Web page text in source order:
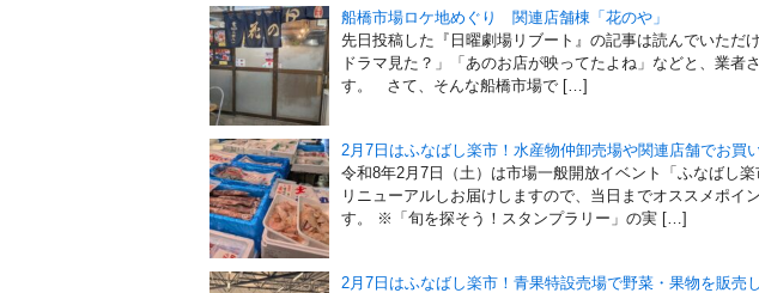
船橋市場ロケ地めぐり 関連店舗棟「花のや」
先日投稿した『日曜劇場リブート』の記事は読んでいただ
ドラマ見た？」「あのお店が映ってたよね」などと、業者
す。 さて、そんな船橋市場で […]
2月7日はふなばし楽市！水産物仲卸売場や関連店舗でお買
令和8年2月7日（土）は市場一般開放イベント「ふなばし
リニューアルしお届けしますので、当日までオススメポイ
す。 ※「旬を探そう！スタンプラリー」の実 […]
2月7日はふなばし楽市！青果特設売場で野菜・果物を販売